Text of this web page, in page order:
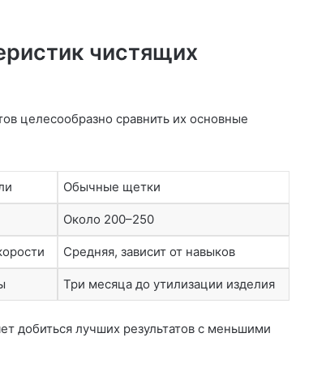
чистящих
целесообразно сравнить их основные
Обычные щетки
Около 200–250
Средняя, зависит от навыков
Три месяца до утилизации изделия
добиться лучших результатов с меньшими